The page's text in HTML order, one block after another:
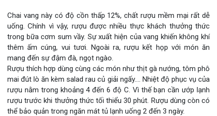
Chai vang này có độ cồn thấp 12%, chất rượu mềm mại rất dễ
uống. Chính vì vậy, rượu được nhiều thực khách thưởng thức
trong bữa cơm sum vầy. Sự xuất hiện của vang khiến không khí
thêm ấm cúng, vui tươi. Ngoài ra, rượu kết họp với món ăn
mang đến sự đậm đà, ngọt ngào.
Rượu thích hợp dùng cùng các món như thịt gà nướng, tôm phô
mai đút lò ăn kèm salad rau củ giải ngấy…. Nhiệt độ phục vụ của
rượu nằm trong khoảng 4 đến 6 độ C. Vì thế bạn cần ướp lạnh
rượu trước khi thưởng thức tối thiểu 30 phút. Rượu dùng còn có
thể bảo quản trong ngăn mát tủ lạnh uống 2 đến 3 ngày.